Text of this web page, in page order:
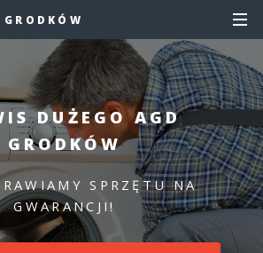
DUŻEGO AGD
GRODKÓW
SPRZĘTU NA
GWARANCJI!